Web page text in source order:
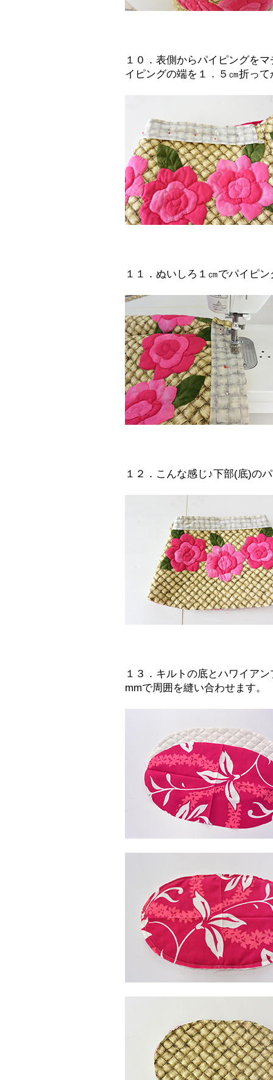
１０．表側からパイピングを
イピングの端を１．５㎝折っ
１１．ぬいしろ１㎝でパイピ
１２．こんな感じ♪下部(底)の
１３．キルトの底とハワイア
mmで周囲を縫い合わせます。